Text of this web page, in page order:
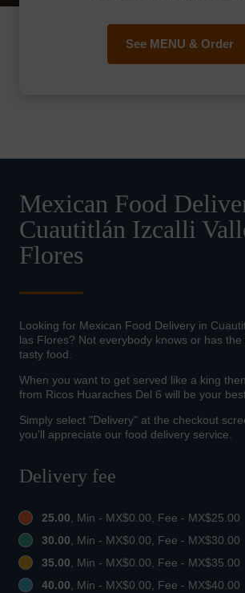
See MENU & Order
Mexican Food
Cuautitlán Izcalli
Flores
Looking for Mexican Food Delivery in
las Flores? Not everybody knows or has
tasty food.
When you want to get served like a king
from Ricos Huaraches Del 6 will be your
Simply select "Delivery" at the checkout
you'll appreciate our food delivery service.
Delivery fee
25.00, Min - MX$0.00, Fee - MX$25.00
30.00, Min - MX$0.00, Fee - MX$30.00
35.00, Min - MX$0.00, Fee - MX$35.00
40.00, Min - MX$0.00, Fee - MX$40.00